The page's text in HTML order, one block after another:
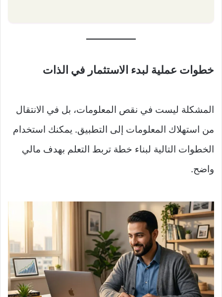
خطوات عملية لبدء الاستثمار في الذات
المشكلة ليست في نقص المعلومات، بل في الانتقال
من استهلاك المعلومات إلى التطبيق. يمكنك استخدام
الخطوات التالية لبناء خطة تربط التعلم بهدف مالي
واضح.